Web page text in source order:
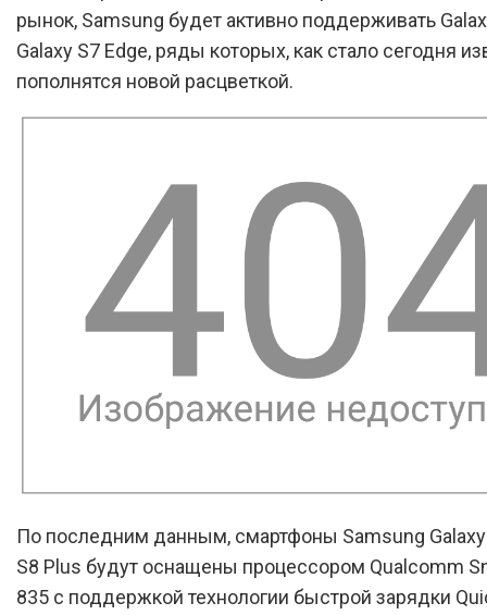
рынок, Samsung будет активно поддерживать
Galaxy S7 Edge, ряды которых, как стало сегодня
пополнятся новой расцветкой.
По последним данным, смартфоны Samsung Galaxy
S8 Plus будут оснащены процессором Qualcomm
835 с поддержкой технологии быстрой зарядки